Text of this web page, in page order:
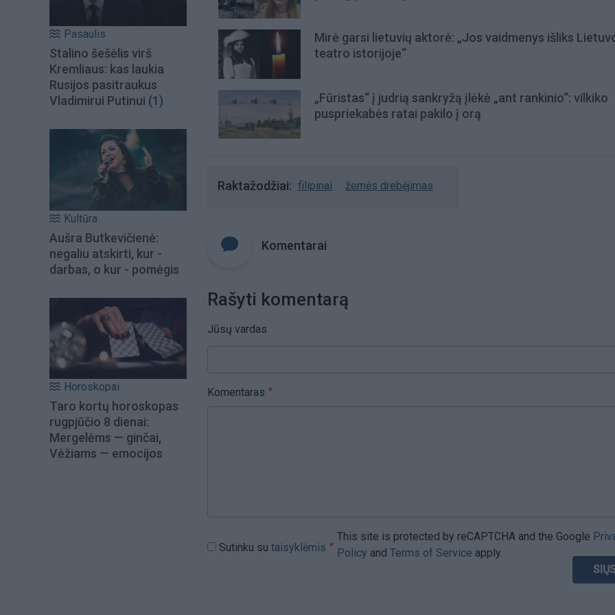
Pasaulis
Stalino šešėlis virš
Kremliaus: kas laukia
Rusijos pasitraukus
Vladimirui Putinui (1)
Kultūra
Aušra Butkevičienė:
negaliu atskirti, kur -
darbas, o kur - pomėgis
Horoskopai
Taro kortų horoskopas
rugpjūčio 8 dienai:
Mergelėms — ginčai,
Vėžiams — emocijos
Mirė garsi lietuvių aktorė: „Jos vaidmenys išliks
teatro istorijoje“
„Fūristas“ į judrią sankryžą įlėkė „ant rankinio“: vilkiko
puspriekabės ratai pakilo į orą
Raktažodžiai filipinai žemės drebėjimas
Komentarai
Rašyti komentarą
Jūsų vardas
Komentaras
Sutinku su taisyklėmis
This site is protected by reCAPTCHA and the Google
Policy and Terms of Service apply.